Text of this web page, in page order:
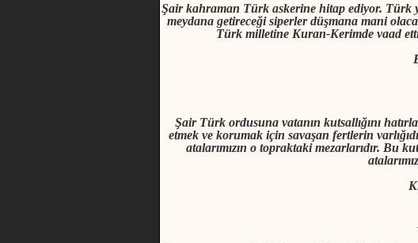
Şair kahraman Türk askerine hitap ediyor. Türk
meydana getireceği siperler düşmana mani
Türk milletine Kuran-Kerimde vaad
Şair Türk ordusuna vatanın kutsallığını
etmek ve korumak için savaşan fertlerin
atalarımızın o topraktaki mezarlarıdır. Bu